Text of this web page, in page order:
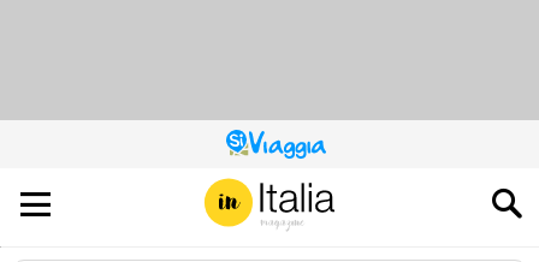
QUESTO
SITO
CONTRIBUISCE
ALL’AUDIENCE
DI